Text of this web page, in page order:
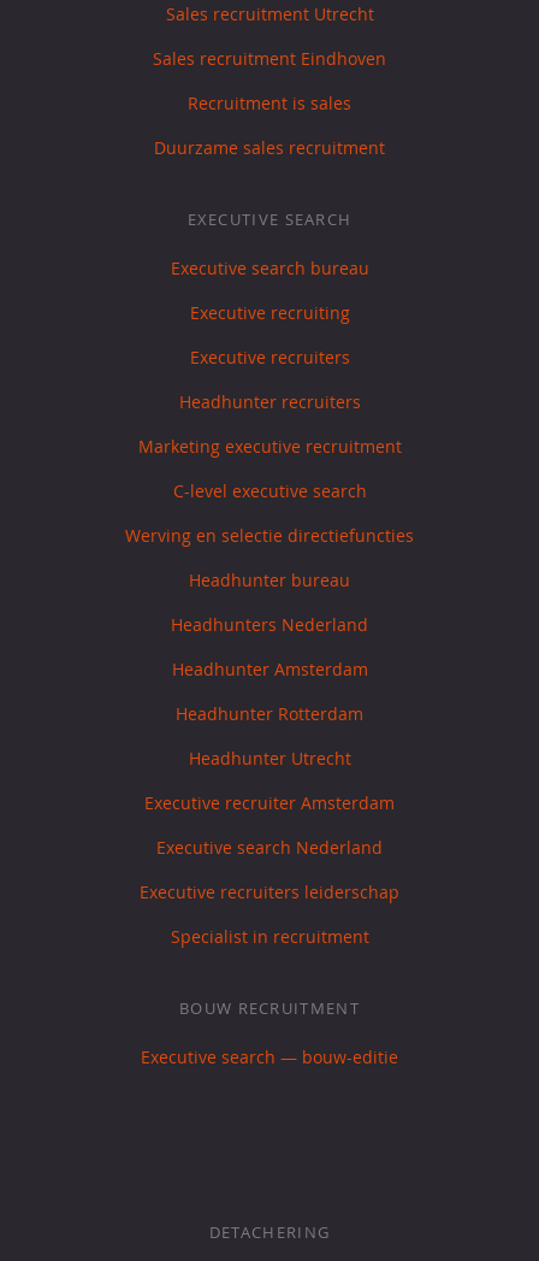
Sales recruitment Utrecht
Sales recruitment Eindhoven
Recruitment is sales
Duurzame sales recruitment
EXECUTIVE SEARCH
Executive search bureau
Executive recruiting
Executive recruiters
Headhunter recruiters
Marketing executive recruitment
C-level executive search
Werving en selectie directiefuncties
Headhunter bureau
Headhunters Nederland
Headhunter Amsterdam
Headhunter Rotterdam
Headhunter Utrecht
Executive recruiter Amsterdam
Executive search Nederland
Executive recruiters leiderschap
Specialist in recruitment
BOUW RECRUITMENT
Executive search — bouw-editie
DETACHERING